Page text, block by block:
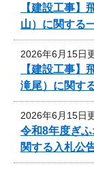
【建設工事
山）に関する
2026年6月15日
【建設工事
滝尾）に関す
2026年6月15日
令和8年度ぎ
関する入札公